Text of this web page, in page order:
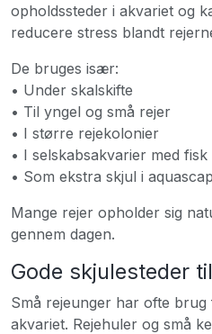
opholdssteder i akvariet og
reducere stress blandt
De bruges især:
• Under skalskifte
• Til yngel og små rejer
• I større rejekolonier
• I selskabsakvarier med fisk
• Som ekstra skjul i
Mange rejer opholder sig
gennem dagen.
Gode skjulesteder
Små rejeunger har ofte
akvariet. Rejehuler og små